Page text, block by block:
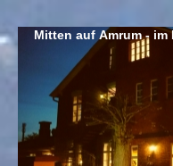
Mitten auf Amrum - im